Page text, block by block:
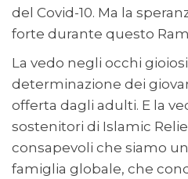
del Covid-10. Ma la
forte durante questo
La vedo negli occhi
determinazione dei
offerta dagli adulti. E la
sostenitori di Islamic
consapevoli che siamo
famiglia globale, che